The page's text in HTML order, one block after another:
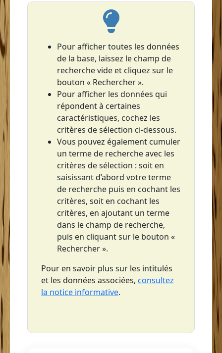
Les Trois-Îlets
Macouba
Rivière-Pilote
Rivière-Salée
Saint-Esprit
Saint-Pierre
Sainte-Anne
Sainte-Luce
Sainte-Lucie
Sainte-Marie
Pour afficher toutes les données
de la base, laissez le champ de
recherche vide et cliquez sur le
bouton « Rechercher ».
Pour afficher les données qui
répondent à certaines
caractéristiques, cochez les
critères de sélection ci-dessous.
Vous pouvez également cumuler
un terme de recherche avec les
critères de sélection : soit en
saisissant d’abord votre terme
de recherche puis en cochant les
critères, soit en cochant les
critères, en ajoutant un terme
dans le champ de recherche,
puis en cliquant sur le bouton «
Rechercher ».
Pour en savoir plus sur les intitulés
et les données associées, consultez
la notice informative.